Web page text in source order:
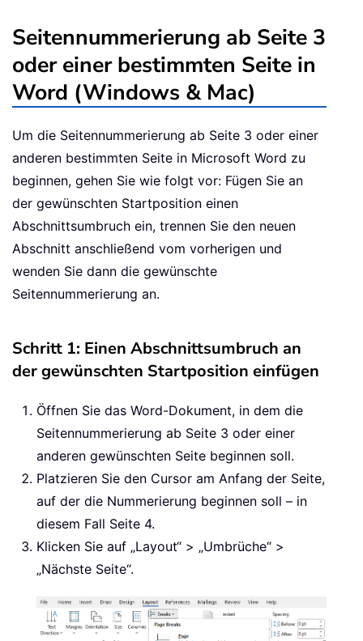
Seitennummerierung ab Seite 3
oder einer bestimmten Seite in
Word (Windows & Mac)
Um die Seitennummerierung ab Seite 3 oder einer
anderen bestimmten Seite in Microsoft Word zu
beginnen, gehen Sie wie folgt vor: Fügen Sie an
der gewünschten Startposition einen
Abschnittsumbruch ein, trennen Sie den neuen
Abschnitt anschließend vom vorherigen und
wenden Sie dann die gewünschte
Seitennummerierung an.
Schritt 1: Einen Abschnittsumbruch an
der gewünschten Startposition einfügen
Öffnen Sie das Word-Dokument, in dem die
Seitennummerierung ab Seite 3 oder einer
anderen gewünschten Seite beginnen soll.
Platzieren Sie den Cursor am Anfang der Seite,
auf der die Nummerierung beginnen soll – in
diesem Fall Seite 4.
Klicken Sie auf „Layout“ > „Umbrüche“ >
„Nächste Seite“.